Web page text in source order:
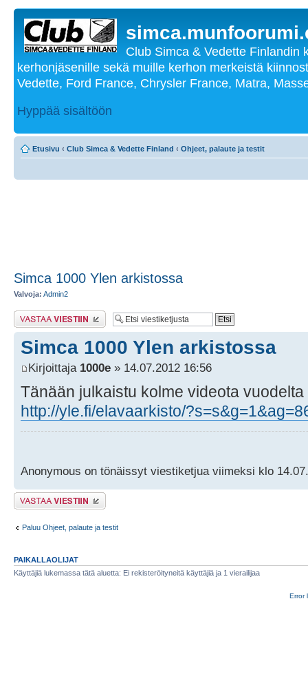
Club Simca & Vedette Finlandin
kerhonjäsenille sekä muille kerhon merkeistä
Vedette, Ford France, Chrysler France, Matra,
Hyppää sisältöön
Etusivu ‹ Club Simca & Vedette Finland ‹ Ohjeet, palaute ja testit
Simca 1000 Ylen arkistossa
Valvoja: Admin2
Lähetä vastaus
Simca 1000 Ylen arkistossa
Kirjoittaja 1000e » 14.07.2012 16:56
Tänään julkaistu kolme videota
http://yle.fi/elavaarkisto/
Anonymous on tönäissyt viestiketjua viimeksi klo
Lähetä vastaus
Paluu Ohjeet, palaute ja testit
PAIKALLAOLIJAT
Käyttäjiä lukemassa tätä aluetta: Ei rekisteröityneitä käyttäjiä ja 1 vierailijaa
Error